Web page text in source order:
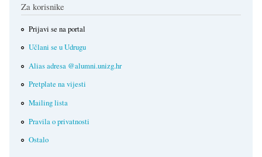
Za korisnike
Prijavi se na portal
Učlani se u Udrugu
Alias adresa @alumni.unizg.hr
Pretplate na vijesti
Mailing lista
Pravila o privatnosti
Ostalo